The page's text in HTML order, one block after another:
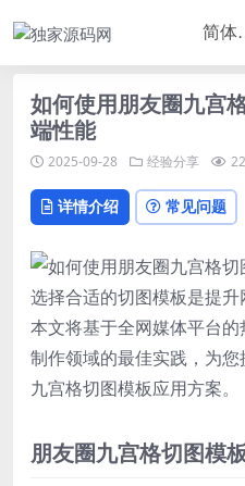
如何使用朋友圈九宫
端性能
2025-09-28 经验分享 22
详情介绍 常见问题
选择合适的切图模板是提升
本文将基于全网媒体平台
制作领域的最佳实践，为
九宫格切图模板应用方案。
朋友圈九宫格切图模